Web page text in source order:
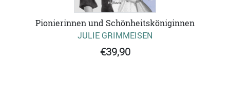
Pionierinnen und Schönheitsköniginnen
JULIE GRIMMEISEN
€39,90